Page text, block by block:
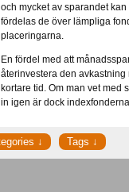
och mycket av sparandet
fördelas de över lämpliga
placeringarna.
En fördel med att
återinvestera den
kortare tid. Om man vet med
in igen är dock